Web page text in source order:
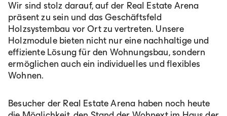
Wir sind stolz darauf, auf der Real Estate Arena
präsent zu sein und das Geschäftsfeld
Holzsystembau vor Ort zu vertreten. Unsere
Holzmodule bieten nicht nur eine nachhaltige und
effiziente Lösung für den Wohnungsbau, sondern
ermöglichen auch ein individuelles und flexibles
Wohnen.
Besucher der Real Estate Arena haben noch heute